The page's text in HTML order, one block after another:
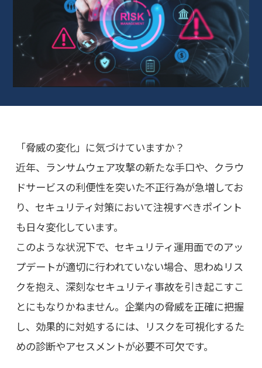
「脅威の変化」に気づけていますか？
近年、ランサムウェア攻撃の新たな手口や、クラウ
ドサービスの利便性を突いた不正行為が急増してお
り、セキュリティ対策において注視すべきポイント
も日々変化しています。
このような状況下で、セキュリティ運用面でのアッ
プデートが適切に行われていない場合、思わぬリス
クを抱え、深刻なセキュリティ事故を引き起こすこ
とにもなりかねません。企業内の脅威を正確に把握
し、効果的に対処するには、リスクを可視化するた
めの診断やアセスメントが必要不可欠です。